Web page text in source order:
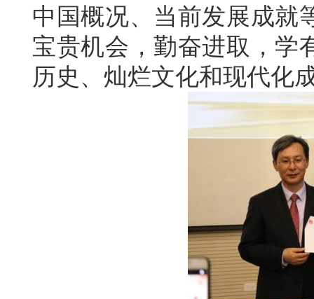
中国概况、当前发展成就
宝贵机会，勤奋进取，学
历史、灿烂文化和现代化